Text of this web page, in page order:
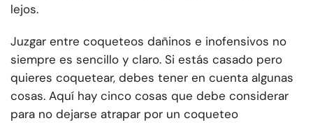
lejos.
Juzgar entre coqueteos dañinos e inofensivos no
siempre es sencillo y claro. Si estás casado pero
quieres coquetear, debes tener en cuenta algunas
cosas. Aquí hay cinco cosas que debe considerar
para no dejarse atrapar por un coqueteo